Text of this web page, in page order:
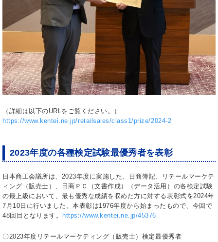
（詳細は以下のURLをご覧ください。）
https://www.kentei.ne.jp/retailsales/class1/prize/2024-2
2023年度の各種検定試験最優秀者を表彰
日本商工会議所は、 2023年度に実施した、日商簿記、リテールマーケテ
ィング（販売士）、日商ＰＣ（文書作成）（データ活用）の各検定試験
の最上級において、最も優秀な成績を収めた方に対する表彰式を2024年
7月10 日に行いました。本表彰は1976年度から始まったもので、今回で
48回目となります。 https://www.kentei.ne.jp/45376
〇2023年度リテールマーケティング（販売士）検定最優秀者